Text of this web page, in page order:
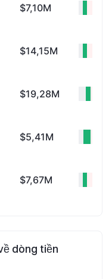
$7,10M
$14,15M
$19,28M
$5,41M
$7,67M
dòng tiền